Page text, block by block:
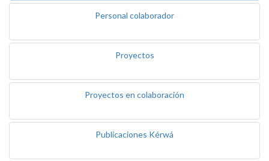
Personal colaborador
Proyectos
Proyectos en colaboración
Publicaciones Kérwá